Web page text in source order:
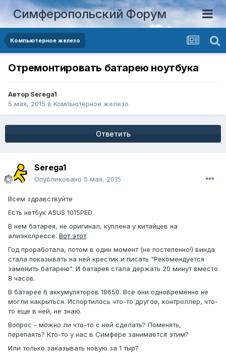
Симферопольский Форум
Компьютерное железо
Отремонтировать батарею ноутбука
Автор Serega1
5 мая, 2015 в Компьютерное железо
Ответить
Serega1
Опубликовано 5 мая, 2015
Всем здравствуйте
Есть нетбук ASUS 1015PED
В нем батарея, не оригинал, куплена у китайцев на
алиэкспрессе. Вот этот.
Год проработала, потом в один момент (не постепенно!) винда
стала показывать на ней крестик и писать "Рекомендуется
заменить батарею". И батарея стала держать 20 минут вместо
8 часов.
В батарее 6 аккумуляторов 18650. Все они одновременно не
могли накрыться. Испортилось что-то другое, контроллер, что-
то еще в ней, не знаю.
Вопрос - можно ли что-то с ней сделать? Поменять,
перепаять? Кто-то у нас в Симфере занимается этим?
Или только заказывать новую за 1 тыр?